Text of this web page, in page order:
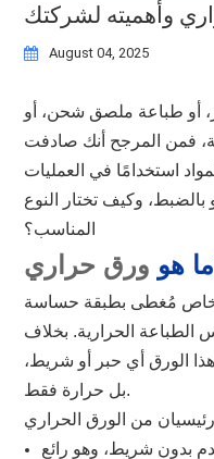
وأهميته لشركتك
August 04, 2025
أو طباعة ملصق شحن، أو
فمن المرجح أنك صادفت
استخدامًا في العمليات
بالضبط، وكيف تختار النوع
المناسب؟
ما هو ورق حراري
خاص مُغطى بطبقة حساسة
الطباعة الحرارية. بخلاف
الورق أي حبر أو شريط،
بل حرارة فقط.
بدون شريط، وهو رائع